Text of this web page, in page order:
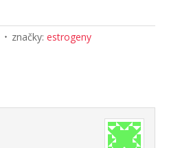
značky: estrogeny